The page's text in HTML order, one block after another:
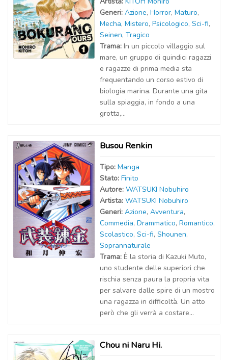
Generi: Azione, Horror, Maturo,
Mecha, Mistero, Psicologico, Sci-fi,
Seinen, Tragico
Trama: In un piccolo villaggio sul
mare, un gruppo di quindici ragazzi
e ragazze di prima media sta
frequentando un corso estivo di
biologia marina. Durante una gita
sulla spiaggia, in fondo a una
grotta,...
Busou Renkin
Tipo: Manga
Stato: Finito
Autore: WATSUKI Nobuhiro
Artista: WATSUKI Nobuhiro
Generi: Azione, Avventura,
Commedia, Drammatico, Romantico,
Scolastico, Sci-fi, Shounen,
Soprannaturale
Trama: È la storia di Kazuki Muto,
uno studente delle superiori che
rischia senza paura la propria vita
per salvare dalle spire di un mostro
una ragazza in difficoltà. Un atto
però che gli verrà a costare...
Chou ni Naru Hi.